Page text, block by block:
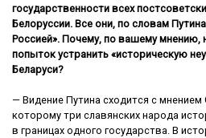
государственности всех
Белоруссии. Все они, по словам
Россией». Почему, по вашему мнению,
попыток устранить «историческую
Беларуси?
— Видение Путина сходится с мнением
которому три славянских народа
в границах одного государства. В